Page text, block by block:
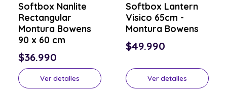
Softbox Nanlite
Rectangular
Montura Bowens
90 x 60 cm
$36.990
Ver detalles
Softbox Lantern
Visico 65cm -
Montura Bowens
$49.990
Ver detalles